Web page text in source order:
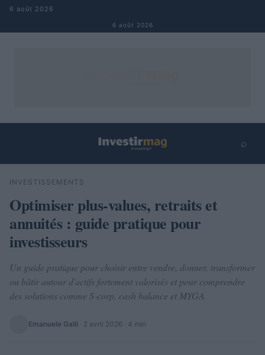
Aller au contenu
6 août 2026
6 août 2026
⌕
Rechercher
INVESTISSEMENTS
Optimiser plus-values, retraits et
annuités : guide pratique pour
investisseurs
Un guide pratique pour choisir entre vendre, donner, transformer
ou bâtir autour d'actifs fortement valorisés et pour comprendre
des solutions comme S‑corp, cash balance et MYGA
Emanuele Galli · 2 avril 2026 · 4 min